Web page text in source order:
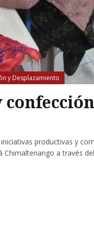
y Desplazamiento
productivas y
a través